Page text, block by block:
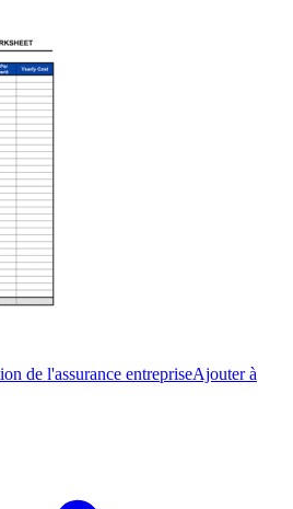
de l'assurance entrepriseAjouter à